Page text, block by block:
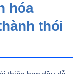
hóa
thói